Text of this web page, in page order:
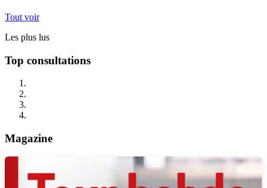
Tout voir
Les plus lus
Top consultations
Magazine